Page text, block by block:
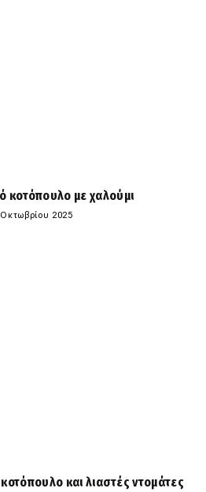
κοτόπουλο με χαλούμι
2025
και λιαστές ντομάτες